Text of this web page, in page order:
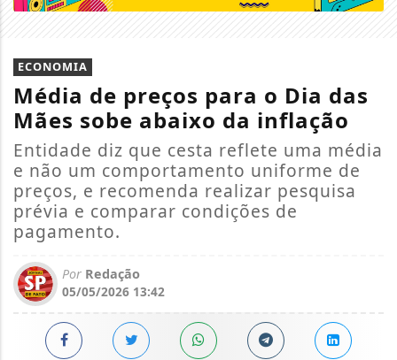
ECONOMIA
Média de preços para o Dia das
Mães sobe abaixo da inflação
Entidade diz que cesta reflete uma média
e não um comportamento uniforme de
preços, e recomenda realizar pesquisa
prévia e comparar condições de
pagamento.
Por Redação
05/05/2026 13:42